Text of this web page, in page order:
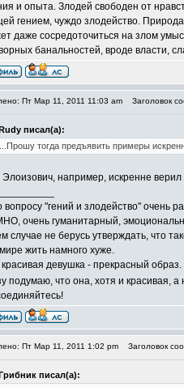
и опыта. Злодей свободен от
гением, чуждо злодейство.
даже сосредоточиться на злом
банальностей, вроде власти,
Пт Мар 11, 2011 11:03 am Заголовок
писал(а):
...Прошу тогда предъявить примеры
например, искренне верил
вопросу "гений и злодейство" очень
очень гуманитарный,
случае не берусь утверждать, что
жить намного хуже.
девушка - прекрасный образ.
подумаю, что она, хотя и красивая,
Пт Мар 11, 2011 1:02 pm Заголовок
писал(а):